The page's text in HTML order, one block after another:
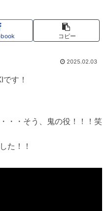
コピー
2025.02.03
す！
・・そう、鬼の役！！！笑
た！！